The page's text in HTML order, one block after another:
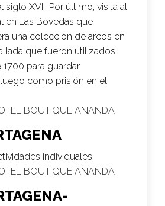
siglo XVII. Por último, visita al
en Las Bóvedas que
una colección de arcos en
que fueron utilizados
1700 para guardar
como prisión en el
BOUTIQUE ANANDA
individuales.
BOUTIQUE ANANDA